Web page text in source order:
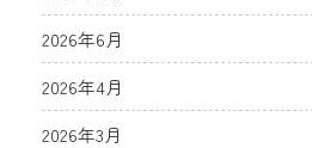
2026年6月
2026年4月
2026年3月